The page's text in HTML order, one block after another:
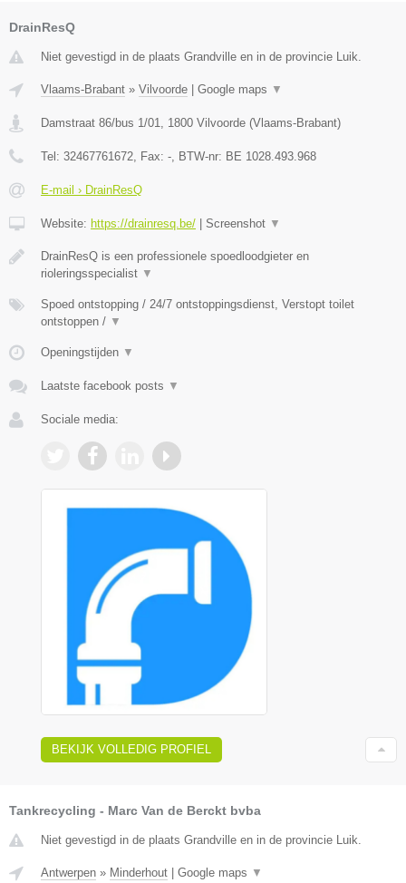
DrainResQ
Niet gevestigd in de plaats Grandville en in de provincie Luik.
Vlaams-Brabant » Vilvoorde | Google maps ▼
Damstraat 86/bus 1/01 1800 Vilvoorde (Vlaams-Brabant)
Tel: 32467761672 , Fax: - , BTW-nr: BE 1028.493.968
E-mail › DrainResQ
Website: https://drainresq.be/ | Screenshot ▼
DrainResQ is een professionele spoedloodgieter en
rioleringsspecialist ▼
Spoed ontstopping / 24/7 ontstoppingsdienst, Verstopt toilet
ontstoppen / ▼
Openingstijden ▼
Laatste facebook posts ▼
Sociale media:
BEKIJK VOLLEDIG PROFIEL
Tankrecycling - Marc Van de Berckt bvba
Niet gevestigd in de plaats Grandville en in de provincie Luik.
Antwerpen » Minderhout | Google maps ▼